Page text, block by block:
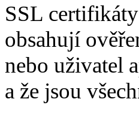
SSL
obsahují
nebo uživatel
a že jsou